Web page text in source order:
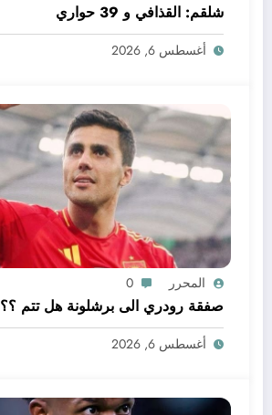
شلقم: القذافي و 39 حواري
أغسطس 6, 2026
المحرر 0
صفقة رودري الى برشلونة هل تتم ؟؟
أغسطس 6, 2026